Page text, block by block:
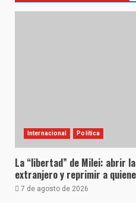
Internacional Política
La “libertad” de Milei: abrir
extranjero y reprimir a
7 de agosto de 2026